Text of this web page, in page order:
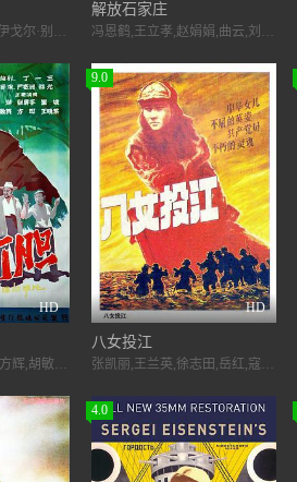
维罗尼卡·莫希雷娃,伊戈尔·别特连科,Fyodor,Lavrov,Mikhail,Novikov,阿列克谢·
解放石家庄
冯恩鹤,王立孝,赵娟娟,曲云,刘继忠,刘利年,于春锦,龚艺群,袁洪启,高保成,马宁,林大庆,李凤秋,宋波,唐高齐,姜湘忱,阳艺,郑随旭,陆阳
HD
王晓棠,于洋,张勇手,方辉,胡敏英,刘秉章,李力,谢万和,里坡,孟庆芳,朱启,曲云,张璋,张怀志
9.0
HD
八女投江
张凯丽,王兰英,徐志田,岳红,寇巧玲,蔡莺,迟延丽,迟素静,张跃,李久芳,江代霖,杜雨露,王栋,丁威
4.0